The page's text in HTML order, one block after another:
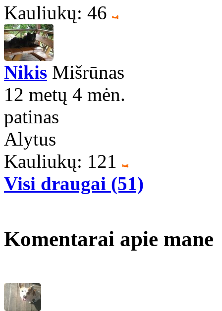
Kauliukų: 46
Nikis Mišrūnas
12 metų 4 mėn.
patinas
Alytus
Kauliukų: 121
Visi draugai (51)
Komentarai apie mane